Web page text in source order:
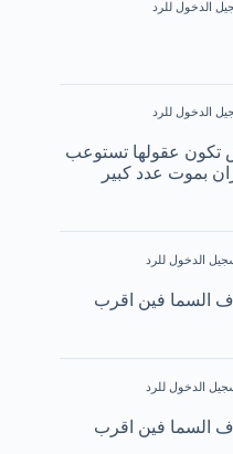
الدخول للرد
الدخول للرد
تكون عقولها تستوعب
بموت عدد كبير
الدخول للرد
ف السما فين اقرب
الدخول للرد
ف السما فين اقرب